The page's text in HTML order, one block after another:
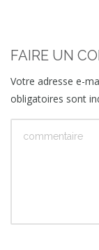
FAIRE UN
Votre adresse e-
obligatoires sont